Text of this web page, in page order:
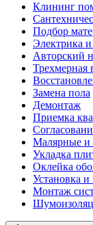
Клининг
Подбор
Электрика
Авторский
Трехмерная
Замена пола
Демонтаж
Приемка
Малярные и
Укладка
Оклейка
Установка
Монтаж